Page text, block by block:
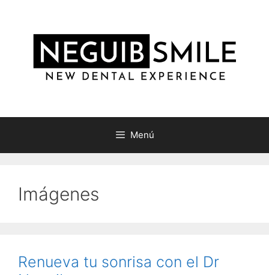
Menú
Imágenes
Renueva tu sonrisa con el Dr